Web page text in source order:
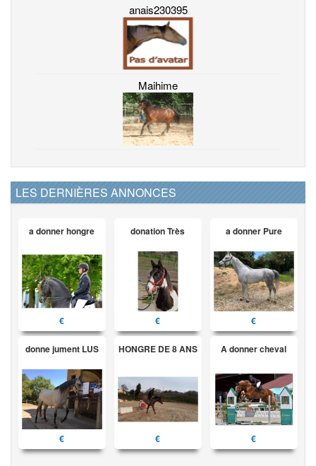
anais230395
Maihime
LES DERNIÈRES ANNONCES
a donner hongre
€
donation Très
€
a donner Pure
€
donne jument LUS
€
HONGRE DE 8 ANS
€
A donner cheval
€